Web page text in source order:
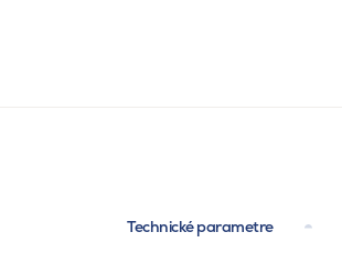
Technické parametre